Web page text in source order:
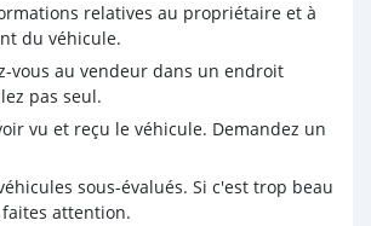
relatives au propriétaire et à
du véhicule.
vous au vendeur dans un endroit
pas seul.
vu et reçu le véhicule. Demandez un
sous-évalués. Si c'est trop beau
attention.